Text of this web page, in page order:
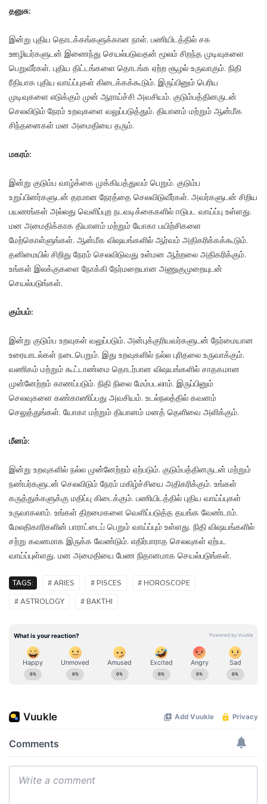
தனுசு:
இன்று புதிய தொடக்கங்களுக்கான நாள். பணியிடத்தில் சக
ஊழியர்களுடன் இணைந்து செயல்படுவதன் மூலம் சிறந்த முடிவுகளை
பெறுவீர்கள். புதிய திட்டங்களை தொடங்க ஏற்ற சூழல் உருவாகும். நிதி
ரீதியாக புதிய வாய்ப்புகள் கிடைக்கக்கூடும். இருப்பினும் பெரிய
முடிவுகளை எடுக்கும் முன் ஆராய்ச்சி அவசியம். குடும்பத்தினருடன்
செலவிடும் நேரம் உறவுகளை வலுப்படுத்தும். தியானம் மற்றும் ஆன்மீக
சிந்தனைகள் மன அமைதியை தரும்.
மகரம்:
இன்று குடும்ப வாழ்க்கை முக்கியத்துவம் பெறும். குடும்ப
உறுப்பினர்களுடன் தரமான நேரத்தை செலவிடுவீர்கள். அவர்களுடன் சிறிய
பயணங்கள் அல்லது வெளிப்புற நடவடிக்கைகளில் ஈடுபட வாய்ப்பு உள்ளது.
மன அமைதிக்காக தியானம் மற்றும் யோகா பயிற்சிகளை
மேற்கொள்ளுங்கள். ஆன்மீக விஷயங்களில் ஆர்வம் அதிகரிக்கக்கூடும்.
தனிமையில் சிறிது நேரம் செலவிடுவது உள்மன ஆற்றலை அதிகரிக்கும்.
உங்கள் இலக்குகளை நோக்கி நேர்மறையான அணுகுமுறையுடன்
செயல்படுங்கள்.
கும்பம்:
இன்று குடும்ப உறவுகள் வலுப்படும். அன்புக்குரியவர்களுடன் நேர்மையான
உரையாடல்கள் நடைபெறும். இது உறவுகளில் நல்ல புரிதலை உருவாக்கும்.
வணிகம் மற்றும் கூட்டாண்மை தொடர்பான விஷயங்களில் சாதகமான
முன்னேற்றம் காணப்படும். நிதி நிலை மேம்படலாம். இருப்பினும்
செலவுகளை கண்காணிப்பது அவசியம். உடல்நலத்தில் கவனம்
செலுத்துங்கள். யோகா மற்றும் தியானம் மனத் தெளிவை அளிக்கும்.
மீனம்:
இன்று உறவுகளில் நல்ல முன்னேற்றம் ஏற்படும். குடும்பத்தினருடன் மற்றும்
நண்பர்களுடன் செலவிடும் நேரம் மகிழ்ச்சியை அதிகரிக்கும். உங்கள்
கருத்துக்களுக்கு மதிப்பு கிடைக்கும். பணியிடத்தில் புதிய வாய்ப்புகள்
உருவாகலாம். உங்கள் திறமைகளை வெளிப்படுத்த தயங்க வேண்டாம்.
மேலதிகாரிகளின் பாராட்டைப் பெறும் வாய்ப்பும் உள்ளது. நிதி விஷயங்களில்
சற்று கவனமாக இருக்க வேண்டும். எதிர்பாராத செலவுகள் ஏற்பட
வாய்ப்புள்ளது. மன அமைதியை பேண நிதானமாக செயல்படுங்கள்.
TAGS: # ARIES # PISCES
# HOROSCOPE
# ASTROLOGY
# BAKTHI